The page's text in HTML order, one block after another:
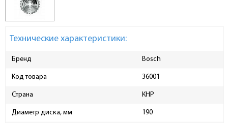
Технические характеристики:
Бренд Bosch
Код товара 36001
Страна КНР
Диаметр диска, мм 190